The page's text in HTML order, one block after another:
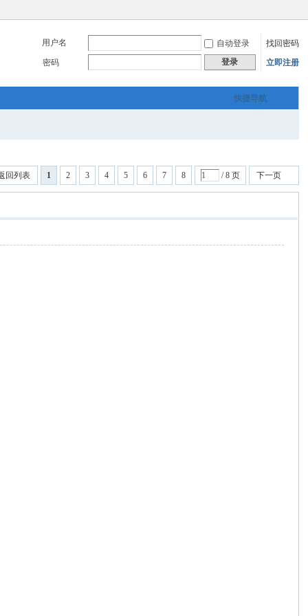
用户名 自动登录
找回密码
密码
登录 立即注册
快捷导航
1 2 3 4 5 6 7 8 / 8 页 下一页
回列表